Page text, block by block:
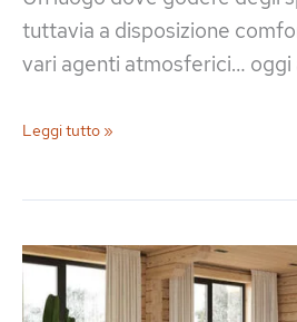
tuttavia a disposizione
vari agenti atmosferici… oggi
50
Idee
Porticati
Moderni
Leggi tutto »